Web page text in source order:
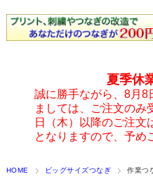
夏季休
誠に勝手ながら、8月8
ましては、ご注文のみ
日（木）以降のご注文
となりますので、予め
HOME ビッグサイズつなぎ 作業つ